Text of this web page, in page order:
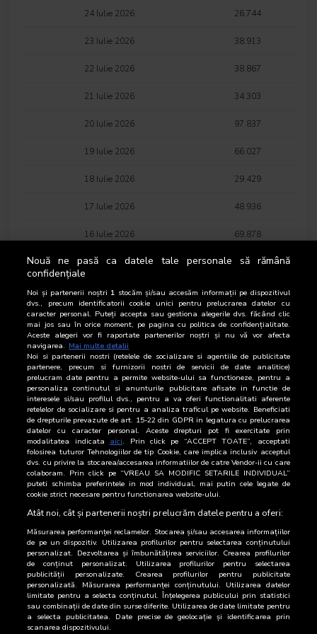
24 Iulie 2026 26.744
23 Iulie 2026 38.913
22 Iulie 2026 38.867
21 Iulie 2026 34.303
20 Iulie 2026 97.837
19 Iulie 2026 66.027
18 Iulie 2026 29.429
17 Iulie 2026 48.936
16 Iulie 2026 69.878
15 Iulie 2026 33.006
14 Iulie 2026 31.751
13 Iulie 2026 28.607
12 Iulie 2026
11 Iulie 2026 32.800
10 Iulie 2026 37.857
9 Iulie 2026 38.966
8 Iulie 2026 28.440
7 Iulie 2026 41.074
6 Iulie 2026 33.526
Nouă ne pasă ca datele tale personale să rămână
confidențiale
Noi și partenerii noștri 1 stocăm și/sau accesăm informații pe dispozitivul
dvs., precum identificatorii cookie unici pentru prelucrarea datelor cu
caracter personal. Puteți accepta sau gestiona alegerile dvs. făcând clic
mai jos sau în orice moment, pe pagina cu politica de confidențialitate.
Aceste alegeri vor fi raportate partenerilor noștri și nu vă vor afecta
navigarea. Mai multe detalii
Noi si partenerii nostri (retelele de socializare si agentiile de publicitate
partenere, precum si furnizorii nostri de servicii de date analitice)
prelucram date pentru a permite website-ului sa functioneze, pentru a
personaliza continutul si anunturile publicitare afisate in functie de
interesele si/sau profilul dvs., pentru a va oferi functionalitati aferente
retelelor de socializare si pentru a analiza traficul pe website. Beneficiati
de drepturile prevazute de art. 15-22 din GDPR in legatura cu prelucrarea
datelor cu caracter personal. Aceste drepturi pot fi exercitate prin
modalitatea indicata aici. Prin click pe “ACCEPT TOATE”, acceptati
folosirea tuturor Tehnologiilor de tip Cookie, care implica inclusiv acceptul
dvs. cu privire la stocarea/accesarea informatiilor de catre Vendor-ii cu care
colaboram. Prin click pe “VREAU SA MODIFIC SETARILE INDIVIDUAL”
puteti schimba preferintele in mod individual, mai putin cele legate de
cookie strict necesare pentru functionarea website-ului.
Atât noi, cât și partenerii noștri prelucrăm datele pentru a oferi:
Măsurarea performanței reclamelor. Stocarea și/sau accesarea informațiilor
de pe un dispozitiv. Utilizarea profilurilor pentru selectarea conținutului
personalizat. Dezvoltarea și îmbunătățirea serviciilor. Crearea profilurilor
de conținut personalizat. Utilizarea profilurilor pentru selectarea
publicității personalizate. Crearea profilurilor pentru publicitate
personalizată. Măsurarea performanței conținutului. Utilizarea datelor
limitate pentru a selecta conținutul. Înțelegerea publicului prin statistici
sau combinații de date din surse diferite. Utilizarea de date limitate pentru
a selecta publicitatea. Date precise de geolocație și identificarea prin
scanarea dispozitivului.